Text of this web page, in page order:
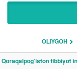
OLIYGOH
Qoraqalpog‘iston tibbiyot